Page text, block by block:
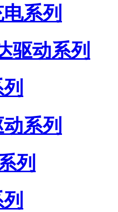
系列
驱动系列
系列
列